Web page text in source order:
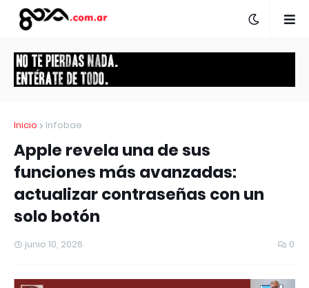
Inicio Infobae
Apple revela una de sus
funciones más avanzadas:
actualizar contraseñas con un
solo botón
junio 10, 2026 0